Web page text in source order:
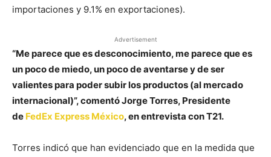
importaciones y 9.1% en exportaciones).
Advertisement
“Me parece que es desconocimiento, me parece que es
un poco de miedo, un poco de aventarse y de ser
valientes para poder subir los productos (al mercado
internacional)”, comentó Jorge Torres, Presidente
de FedEx Express México, en entrevista con T21.
Torres indicó que han evidenciado que en la medida que